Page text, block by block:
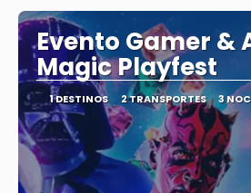
Evento Gamer &
Magic Playfest
1 DESTINOS 2 TRANSPORTES 3